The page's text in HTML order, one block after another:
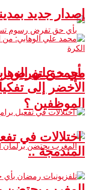
بأي حق تفرض
الموظفين ؟
إصدار جديد
محمد علي
الأخضر إلى
اختلالات في
المندمجة ..